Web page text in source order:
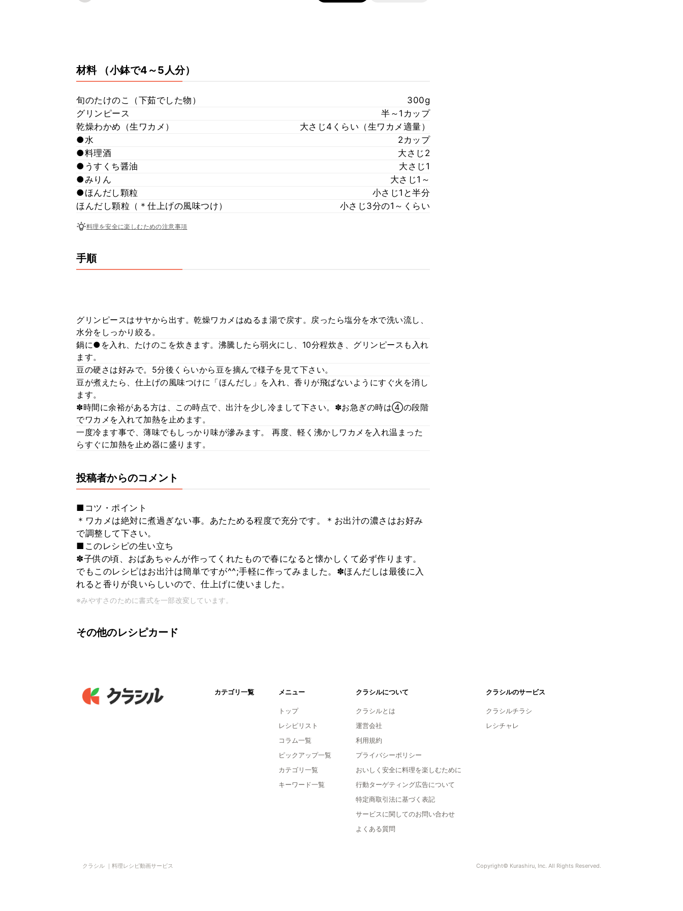
材料 （小鉢で4～5人分）
旬のたけのこ（下茹でした物）
300g
グリンピース
半～1カップ
乾燥わかめ（生ワカメ）
大さじ4くらい（生ワカメ適量）
●水
2カップ
●料理酒
大さじ2
●うすくち醤油
大さじ1
●みりん
大さじ1～
●ほんだし顆粒
小さじ1と半分
ほんだし顆粒（＊仕上げの風味つけ）
小さじ3分の1～くらい
料理を安全に楽しむための注意事項
手順
グリンピースはサヤから出す。乾燥ワカメはぬるま湯で戻す。戻ったら塩分を水で洗い流し、
水分をしっかり絞る。
鍋に●を入れ、たけのこを炊きます。沸騰したら弱火にし、10分程炊き、グリンピースも入れ
ます。
豆の硬さは好みで。5分後くらいから豆を摘んで様子を見て下さい。
豆が煮えたら、仕上げの風味つけに「ほんだし」を入れ、香りが飛ばないようにすぐ火を消し
ます。
✽時間に余裕がある方は、この時点で、出汁を少し冷まして下さい。✽お急ぎの時は④の段階
でワカメを入れて加熱を止めます。
一度冷ます事で、薄味でもしっかり味が滲みます。 再度、軽く沸かしワカメを入れ温まった
らすぐに加熱を止め器に盛ります。
投稿者からのコメント
■コツ・ポイント
＊ワカメは絶対に煮過ぎない事。あたためる程度で充分です。＊お出汁の濃さはお好み
で調整して下さい。
■このレシピの生い立ち
✽子供の頃、おばあちゃんが作ってくれたもので春になると懐かしくて必ず作ります。
でもこのレシピはお出汁は簡単ですが^^;手軽に作ってみました。✽ほんだしは最後に入
れると香りが良いらしいので、仕上げに使いました。
※みやすさのために書式を一部改変しています。
その他のレシピカード
カテゴリ一覧 メニュー
トップ
レシピリスト
コラム一覧
ピックアップ一覧
カテゴリ一覧
キーワード一覧
クラシルについて
クラシルとは
運営会社
利用規約
プライバシーポリシー
おいしく安全に料理を楽しむために
行動ターゲティング広告について
特定商取引法に基づく表記
サービスに関してのお問い合わせ
よくある質問
クラシルのサービス
クラシルチラシ
レシチャレ
クラシル ｜料理レシピ動画サービス Copyright© Kurashiru, Inc. All Rights Reserved.